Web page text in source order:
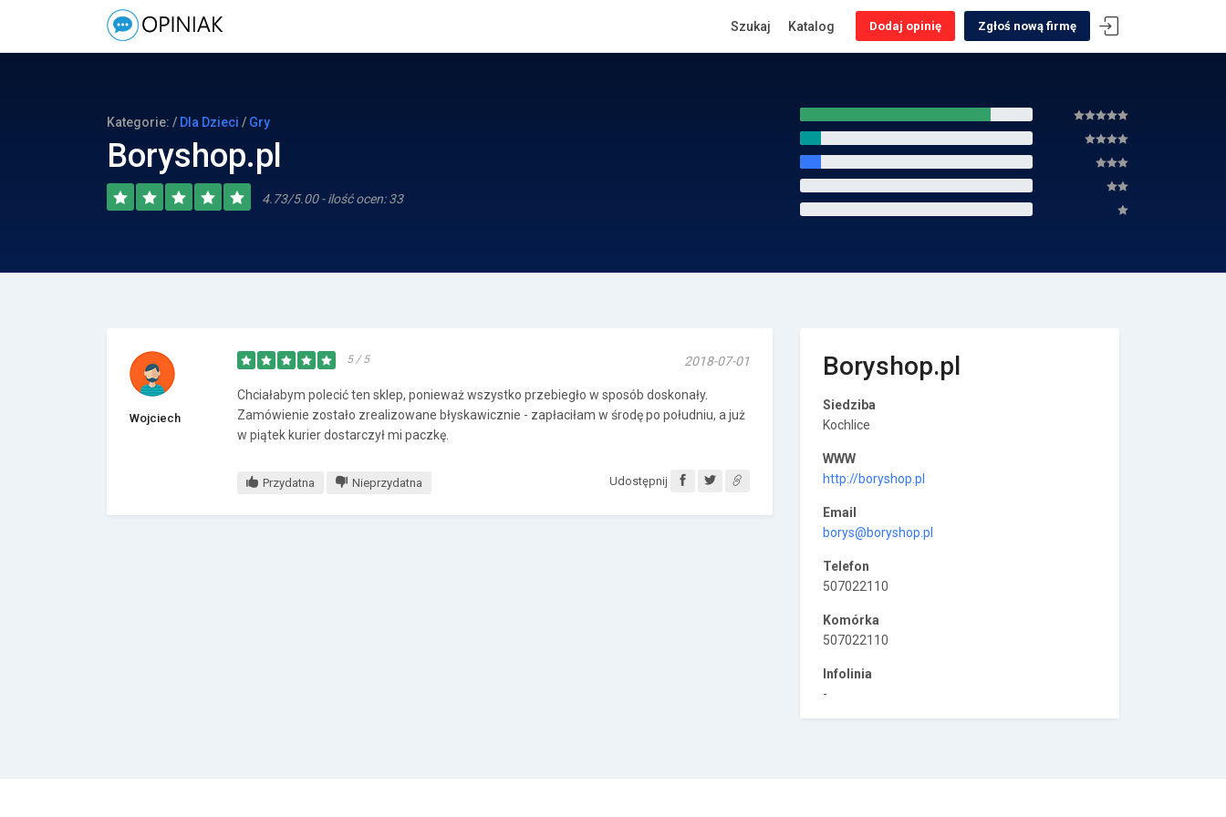
Kategorie: / Dla Dzieci / Gry
Boryshop.pl
4.73/5.00 - ilość ocen: 33
Wojciech
5 / 5 2018-07-01
Chciałabym polecić ten sklep, ponieważ wszystko przebiegło w sposób doskonały.
Zamówienie zostało zrealizowane błyskawicznie - zapłaciłam w środę po południu, a już
w piątek kurier dostarczył mi paczkę.
Przydatna Nieprzydatna Udostępnij
Boryshop.pl
Siedziba
Kochlice
WWW
http://boryshop.pl
Email
borys@boryshop.pl
Telefon
507022110
Komórka
507022110
Infolinia
-
Dodaj opinię Zgłoś nową firmę
Szukaj Katalog